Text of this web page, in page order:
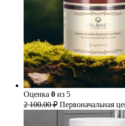
Оценка 0 из 5
2 100.00₽ Первоначальная